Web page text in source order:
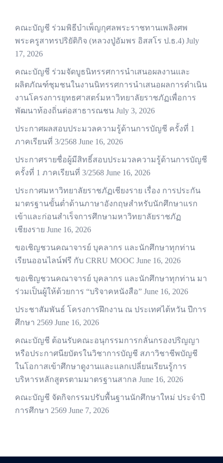
คณะบัญชี ร่วมพิธีบำเพ็ญกุศลพระราชทานเพลิงศพ
พระครูสาทรปริยัติกิจ (หลวงปู่อัมพร อิสสโร ป.ธ.4) July
17, 2026
คณะบัญชี ร่วมจัดบูธนิทรรศการนำเสนอผลงานและ
ผลิตภัณฑ์ชุมชนในงานนิทรรศการนำเสนอผลการดำเนิน
งานโครงการยุทธศาสตร์มหาวิทยาลัยราชภัฏเพื่อการ
พัฒนาท้องถิ่นต่อสาธารณชน July 3, 2026
ประกาศผลสอบประมวลความรู้ด้านการบัญชี ครั้งที่ 1
ภาคเรียนที่ 3/2568 June 16, 2026
ประกาศรายชื่อผู้มีสิทธิ์สอบประมวลความรู้ด้านการบัญชี
ครั้งที่ 1 ภาคเรียนที่ 3/2568 June 16, 2026
ประกาศมหาวิทยาลัยราชภัฏเชียงราย เรื่อง การประกัน
มาตรฐานขั้นต่ำด้านภาษาอังกฤษสำหรับนักศึกษาแรก
เข้าและก่อนสำเร็จการศึกษามหาวิทยาลัยราชภัฏ
เชียงราย June 16, 2026
ขอเชิญชวนคณาจารย์ บุคลากร และนักศึกษาทุกท่าน
เรียนออนไลน์ฟรี กับ CRRU MOOC June 16, 2026
ขอเชิญชวนคณาจารย์ บุคลากร และนักศึกษาทุกท่าน มา
ร่วมเป็นผู้ให้ด้วยการ “บริจาคหนังสือ” June 16, 2026
ประชาสัมพันธ์ โครงการฝึกงาน ณ ประเทศไต้หวัน ปีการ
ศึกษา 2569 June 16, 2026
คณะบัญชี ต้อนรับคณะอนุกรรมการกลั่นกรองปริญญา
หรือประกาศนียบัตรในวิชาการบัญชี สภาวิชาชีพบัญชี
ในโอกาสเข้าศึกษาดูงานและแลกเปลี่ยนเรียนรู้การ
บริหารหลักสูตรตามมาตรฐานสากล June 16, 2026
คณะบัญชี จัดกิจกรรมปรับพื้นฐานนักศึกษาใหม่ ประจำปี
การศึกษา 2569 June 7, 2026